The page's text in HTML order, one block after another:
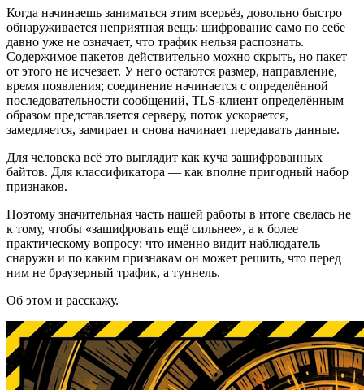
Когда начинаешь заниматься этим всерьёз, довольно быстро
обнаруживается неприятная вещь: шифрование само по себе
давно уже не означает, что трафик нельзя распознать.
Содержимое пакетов действительно можно скрыть, но пакет
от этого не исчезает. У него остаются размер, направление,
время появления; соединение начинается с определённой
последовательности сообщений, TLS-клиент определённым
образом представляется серверу, поток ускоряется,
замедляется, замирает и снова начинает передавать данные.
Для человека всё это выглядит как куча зашифрованных
байтов. Для классификатора — как вполне пригодный набор
признаков.
Поэтому значительная часть нашей работы в итоге свелась не
к тому, чтобы «зашифровать ещё сильнее», а к более
практическому вопросу: что именно видит наблюдатель
снаружи и по каким признакам он может решить, что перед
ним не браузерный трафик, а туннель.
Об этом и расскажу.